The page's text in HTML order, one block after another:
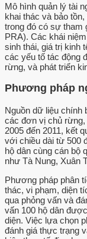
Mô hình quản lý tài
khai thác và bảo
trong đó có sự tham
PRA). Các khái
sinh thái, giá trị kinh
các yếu tố tác động
rừng, và phát triển
Phương pháp
Nguồn dữ liệu chính
các đơn vị chủ
2005 đến 2011, kết
với chiều dài từ 500
hộ dân cùng cán bộ
như Tà Nung, Xuân
Phương pháp phân
thác, vi phạm, diện
qua phỏng vấn và
vấn 100 hộ dân
diện. Việc lựa chọn
đánh giá thực trạng